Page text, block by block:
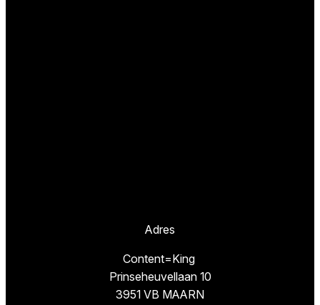
Adres
Content=King
Prinseheuvellaan 10
3951 VB MAARN